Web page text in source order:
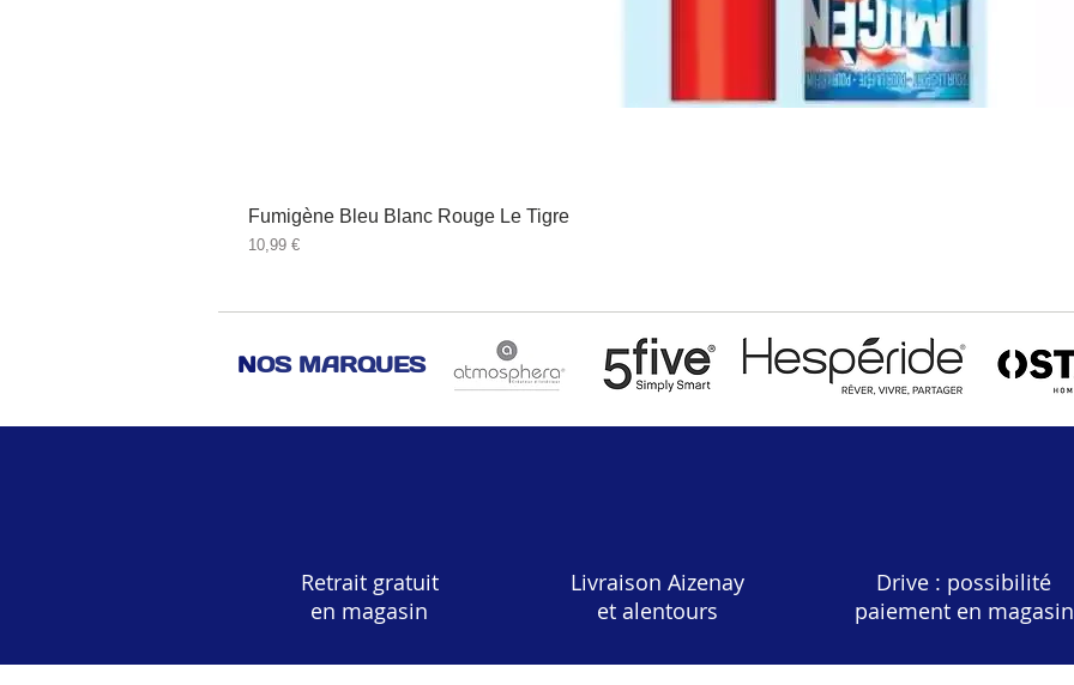
Fumigène Bleu Blanc Rouge Le Tigre
Prix
10,99 €
NOS MARQUES
Retrait gratuit
en magasin
Livraison Aizenay
et alentours
Drive : possibilité
paiement en magasin